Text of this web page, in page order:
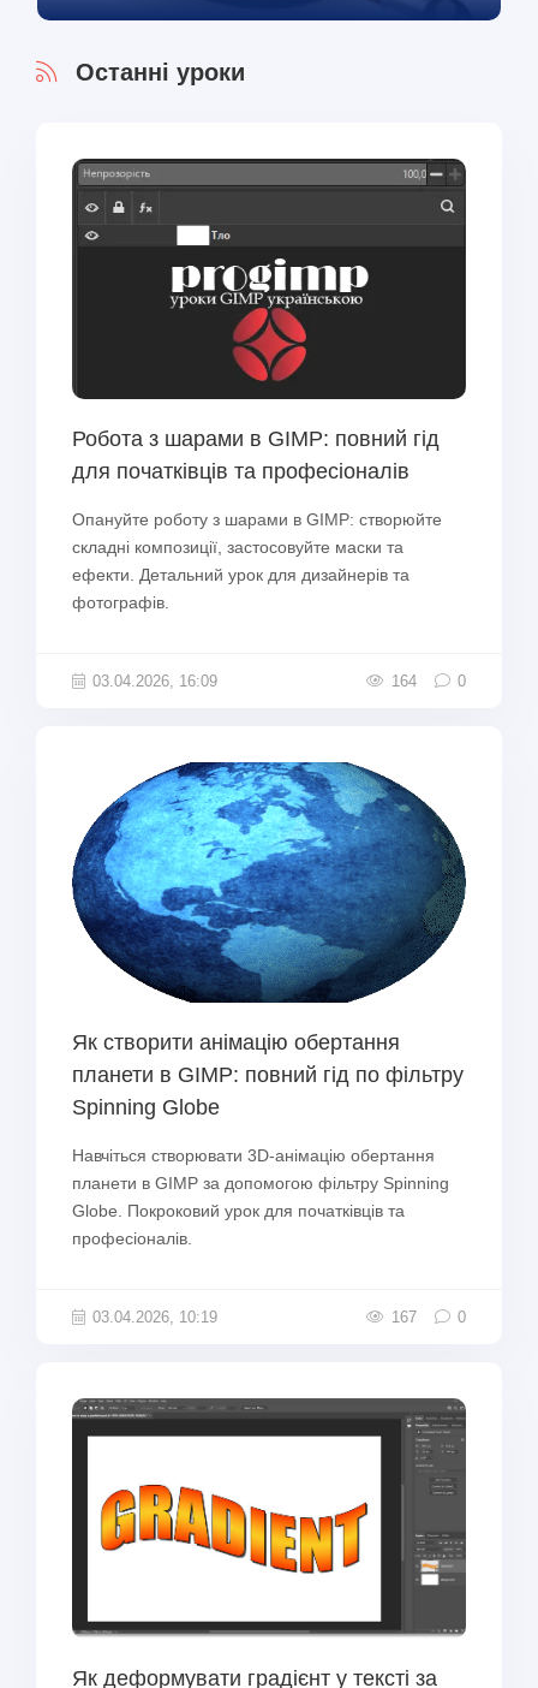
Останні уроки
Робота з шарами в GIMP: повний гід
для початківців та професіоналів
Опануйте роботу з шарами в GIMP: створюйте
складні композиції, застосовуйте маски та
ефекти. Детальний урок для дизайнерів та
фотографів.
03.04.2026, 16:09 164 0
Як створити анімацію обертання
планети в GIMP: повний гід по фільтру
Spinning Globe
Навчіться створювати 3D-анімацію обертання
планети в GIMP за допомогою фільтру Spinning
Globe. Покроковий урок для початківців та
професіоналів.
03.04.2026, 10:19 167 0
Як деформувати градієнт у тексті за